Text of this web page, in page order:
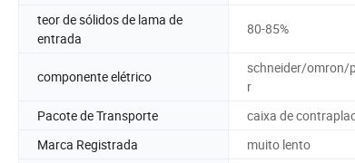
teor de sólidos de lama de
entrada
80-85%
componente elétrico
schneider/omron/
r
Pacote de Transporte caixa de
Marca Registrada
muito lento